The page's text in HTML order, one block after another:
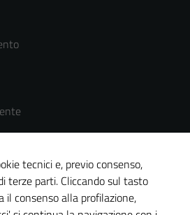
tecnici e, previo consenso,
terze parti. Cliccando sul tasto
consenso alla profilazione,